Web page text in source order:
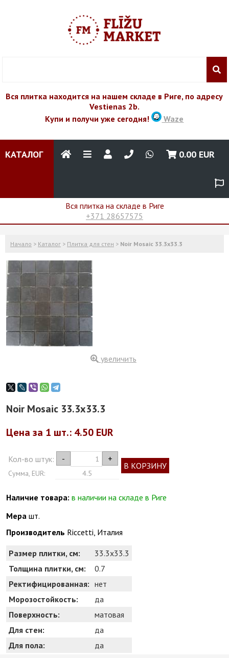
Вся плитка находится на нашем складе в Риге, по адресу
Vestienas 2b.
Купи и получи уже сегодня!
Waze
КАТАЛОГ 0.00 EUR
Вся плитка на складе в Риге
+371 28657575
Начало > Каталог > Плитка для стен > Noir Mosaic 33.3x33.3
увеличить
Noir Mosaic 33.3x33.3
Цена за 1 шт.: 4.50 EUR
Кол-во штук: - +
Сумма, EUR: 4.5
В КОРЗИНУ
Наличие товара: в наличии на складе в Риге
Мера шт.
Производитель Riccetti, Италия
Размер плитки, см:
33.3x33.3
Толщина плитки, см:
0.7
Ректифицированная: нет
Морозостойкость:
да
Поверхность:
матовая
Для стен:
да
Для пола:
да